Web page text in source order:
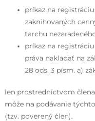
príkaz na
zaknihovaných
ťarchu
príkaz na
práva nakladať na
28 ods. 3 písm. a)
len prostredníctvom
môže na podávanie
(tzv. poverený člen).